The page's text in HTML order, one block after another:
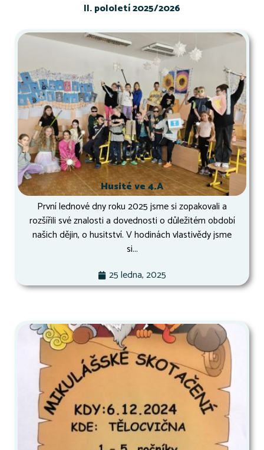
II. pololetí 2025/2026
Husité ve 4.A
První lednové dny roku 2025 jsme si zopakovali a
rozšířili své znalosti a dovednosti o důležitém období
našich dějin, o husitství. V hodinách vlastivědy jsme
si...
25 ledna, 2025